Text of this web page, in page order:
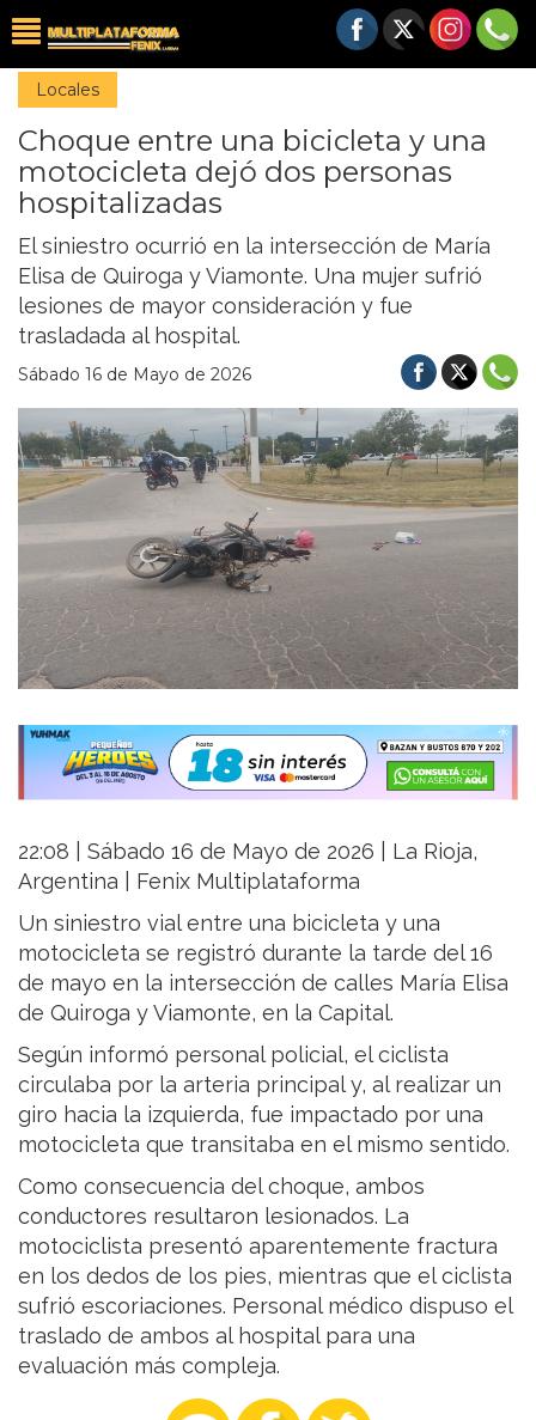
Locales
Choque entre una bicicleta y una
motocicleta dejó dos personas
hospitalizadas
El siniestro ocurrió en la intersección de María
Elisa de Quiroga y Viamonte. Una mujer sufrió
lesiones de mayor consideración y fue
trasladada al hospital.
Sábado 16 de Mayo de 2026
22:08 | Sábado 16 de Mayo de 2026 | La Rioja,
Argentina | Fenix Multiplataforma
Un siniestro vial entre una bicicleta y una
motocicleta se registró durante la tarde del 16
de mayo en la intersección de calles María Elisa
de Quiroga y Viamonte, en la Capital.
Según informó personal policial, el ciclista
circulaba por la arteria principal y, al realizar un
giro hacia la izquierda, fue impactado por una
motocicleta que transitaba en el mismo sentido.
Como consecuencia del choque, ambos
conductores resultaron lesionados. La
motociclista presentó aparentemente fractura
en los dedos de los pies, mientras que el ciclista
sufrió escoriaciones. Personal médico dispuso el
traslado de ambos al hospital para una
evaluación más compleja.